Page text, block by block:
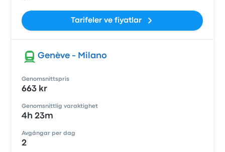
Tarifeler ve fiyatlar
Genève - Milano
Genomsnittspris
663 kr
Genomsnittlig varaktighet
4h 23m
Avgångar per dag
2